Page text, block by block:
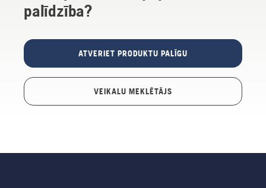
palīdzība?
ATVERIET PRODUKTU PALĪGU
VEIKALU MEKLĒTĀJS